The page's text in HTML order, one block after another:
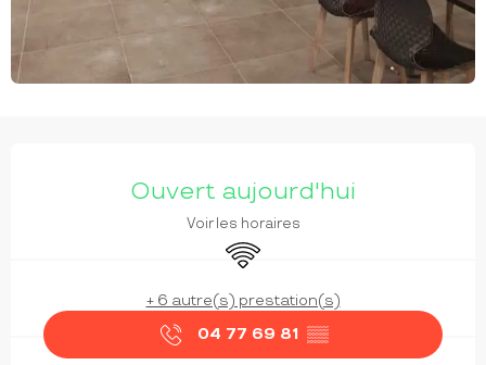
Ouvert aujourd'hui
Voir les horaires
WiFi
+ 6 autre(s) prestation(s)
04 77 69 81 ▒▒